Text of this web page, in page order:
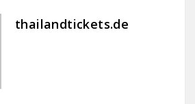
thailandtickets.de